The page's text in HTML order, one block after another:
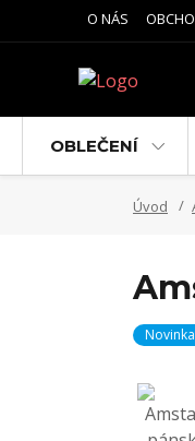
O NÁS
OBLEČENÍ
Úvod
Novinka